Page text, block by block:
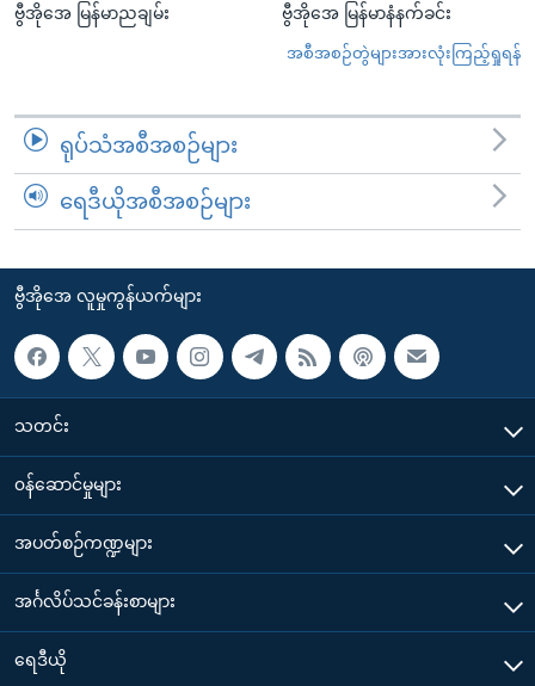
ဗွီအိုအေ မြန်မာညချမ်း ဗွီအိုအေ မြန်မာနံနက်ခင်း
အစီအစဉ်တွဲများအားလုံးကြည့်ရှုရန်
ရုပ်သံအစီအစဉ်များ
ရေဒီယိုအစီအစဉ်များ
ဗွီအိုအေ လူမှုကွန်ယက်များ
သတင်း
၀န်ဆောင်မှုများ
အပတ်စဉ်ကဏ္ဍများ
အင်္ဂလိပ်သင်ခန်းစာများ
ရေဒီယို